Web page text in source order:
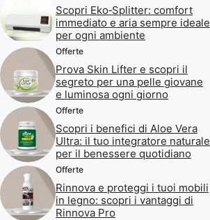
Scopri Eko‑Splitter: comfort
immediato e aria sempre ideale
per ogni ambiente
Offerte
Prova Skin Lifter e scopri il
segreto per una pelle giovane
e luminosa ogni giorno
Offerte
Scopri i benefici di Aloe Vera
Ultra: il tuo integratore naturale
per il benessere quotidiano
Offerte
Rinnova e proteggi i tuoi mobili
in legno: scopri i vantaggi di
Rinnova Pro